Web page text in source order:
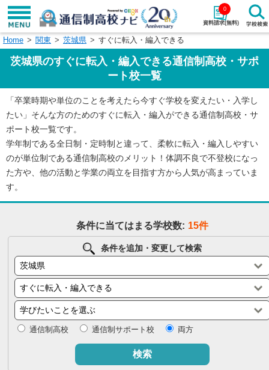
資料請求(無料)
0
学校名で探す
エリアから探す 特徴から探す
関東 北海道・東北
東海
九州・沖縄
Home 関東 茨城県 すぐに転入・編入できる
茨城県のすぐに転入・編入できる通信制高校・サポ
ート校一覧
「卒業時期や単位のことを考えたら今すぐ学校を変えたい・入学し
たい」そんな方のためのすぐに転入・編入ができる通信制高校・サ
ポート校一覧です。
学年制である全日制・定時制と違って、柔軟に転入・編入しやすい
のが単位制である通信制高校のメリット！体調不良で不登校になっ
た方や、他の活動と学業の両立を目指す方から人気が高まっていま
す。
条件に当てはまる学校数: 15件
条件を追加・変更して検索
通信制高校 通信制サポート校 両方
検索